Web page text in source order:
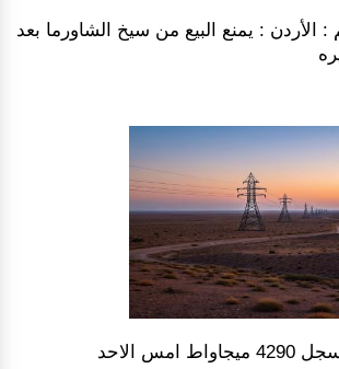
: يمنع البيع من سيخ الشاورما بعد
الاحد